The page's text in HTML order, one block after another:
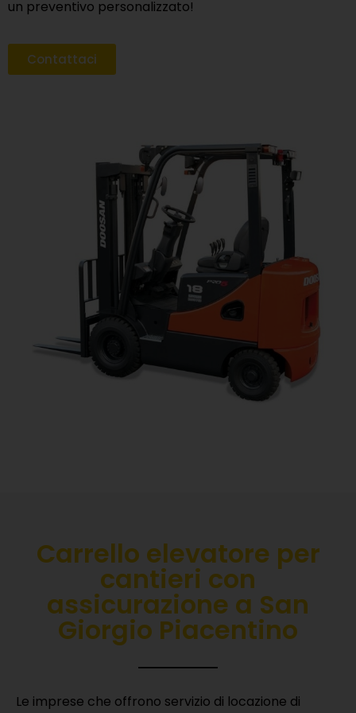
un preventivo personalizzato!
Contattaci
Carrello elevatore per
cantieri con
assicurazione a San
Giorgio Piacentino
Le imprese che offrono servizio di locazione di